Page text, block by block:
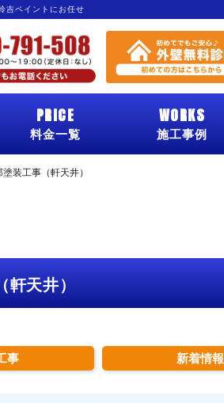
吉ペイントにお任せ
PRICE
料金一覧
WORKS
施工事例
装工事（軒天井）
天井）
事 新着情報